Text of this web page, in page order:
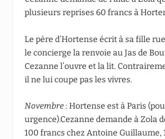
plusieurs reprises 60 francs à
Le père d’Hortense écrit à sa fille
le concierge la renvoie au Jas de
Cezanne l’ouvre et la lit.
il ne lui coupe pas les vivres.
Novembre: Hortense est à Paris
urgence).Cezanne demande à Zola
100 francs chez Antoine Guillaume,